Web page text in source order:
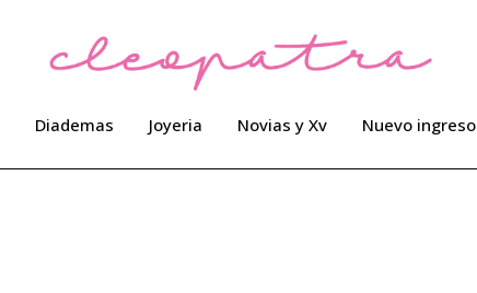
Diademas Joyeria Novias y Xv Nuevo ingreso